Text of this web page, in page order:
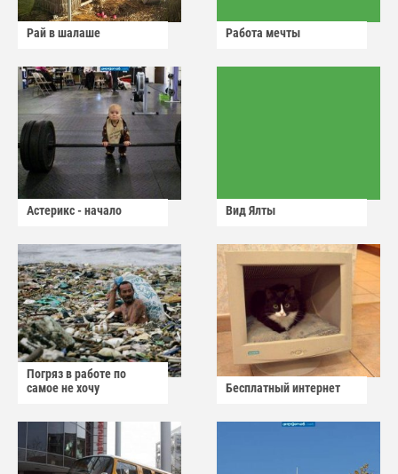
Рай в шалаше Работа мечты
Астерикс - начало Вид Ялты
Погряз в работе по
самое не хочу
Бесплатный интернет